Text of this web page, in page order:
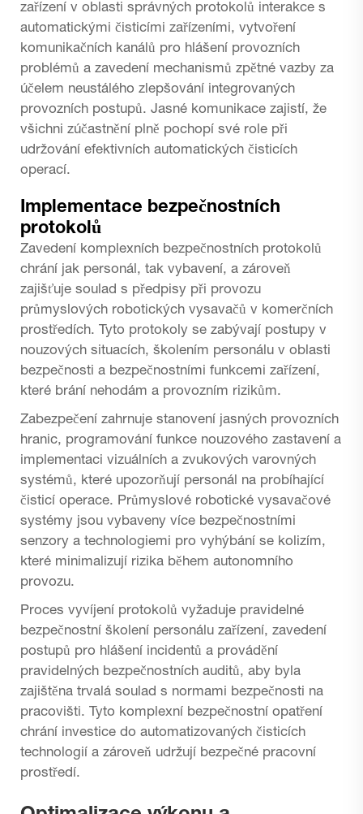
zařízení v oblasti správných protokolů interakce s
automatickými čisticími zařízeními, vytvoření
komunikačních kanálů pro hlášení provozních
problémů a zavedení mechanismů zpětné vazby za
účelem neustálého zlepšování integrovaných
provozních postupů. Jasné komunikace zajistí, že
všichni zúčastnění plně pochopí své role při
udržování efektivních automatických čisticích
operací.
Implementace bezpečnostních
protokolů
Zavedení komplexních bezpečnostních protokolů
chrání jak personál, tak vybavení, a zároveň
zajišťuje soulad s předpisy při provozu
průmyslových robotických vysavačů v komerčních
prostředích. Tyto protokoly se zabývají postupy v
nouzových situacích, školením personálu v oblasti
bezpečnosti a bezpečnostními funkcemi zařízení,
které brání nehodám a provozním rizikům.
Zabezpečení zahrnuje stanovení jasných provozních
hranic, programování funkce nouzového zastavení a
implementaci vizuálních a zvukových varovných
systémů, které upozorňují personál na probíhající
čisticí operace. Průmyslové robotické vysavačové
systémy jsou vybaveny více bezpečnostními
senzory a technologiemi pro vyhýbání se kolizím,
které minimalizují rizika během autonomního
provozu.
Proces vyvíjení protokolů vyžaduje pravidelné
bezpečnostní školení personálu zařízení, zavedení
postupů pro hlášení incidentů a provádění
pravidelných bezpečnostních auditů, aby byla
zajištěna trvalá soulad s normami bezpečnosti na
pracovišti. Tyto komplexní bezpečnostní opatření
chrání investice do automatizovaných čisticích
technologií a zároveň udržují bezpečné pracovní
prostředí.